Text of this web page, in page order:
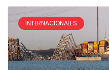
INTERNACIONALES